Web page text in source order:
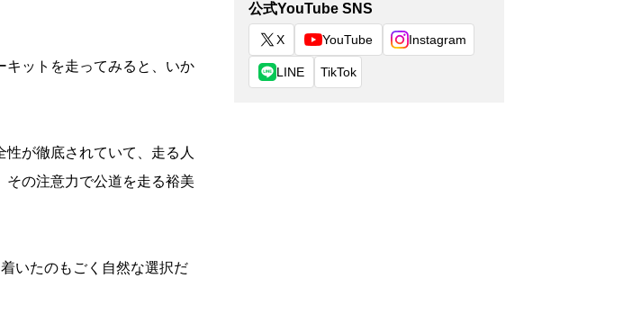
キットを走ってみると、いか
が徹底されていて、走る人
その注意力で公道を走る裕美
いたのもごく自然な選択だ
公式YouTube SNS
X YouTube Instagram
LINE TikTok